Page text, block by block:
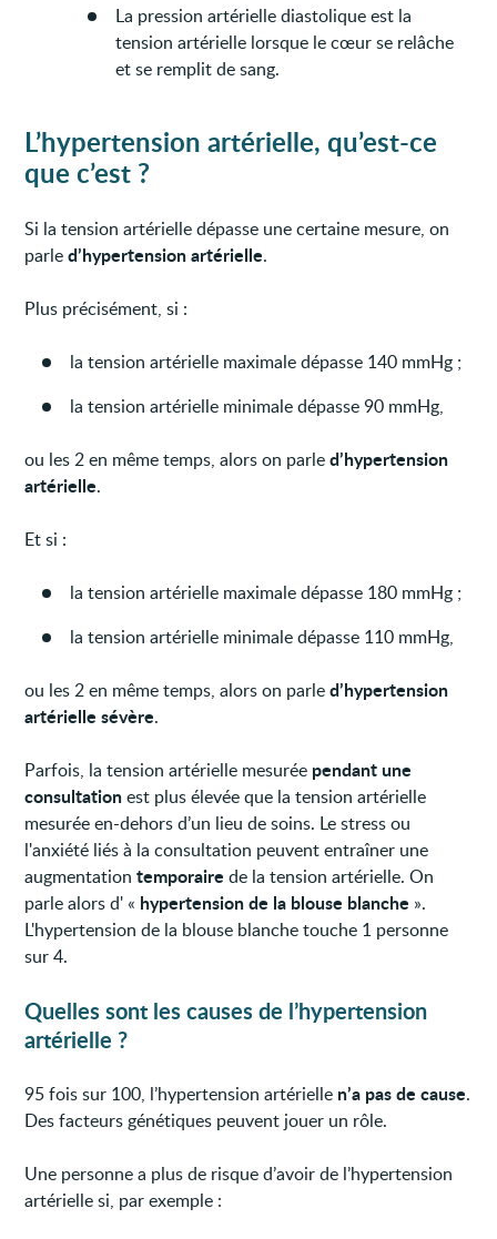
La pression artérielle diastolique est la
tension artérielle lorsque le cœur se relâche
et se remplit de sang.
L’hypertension artérielle, qu’est-ce
que c’est ?
Si la tension artérielle dépasse une certaine mesure, on
parled’hypertension artérielle.
Plus précisément, si :
la tension artérielle maximale dépasse 140 mmHg ;
la tension artérielle minimale dépasse 90 mmHg,
ou les 2 en même temps, alors on parled’hypertension
artérielle.
Et si :
la tension artérielle maximale dépasse 180 mmHg ;
la tension artérielle minimale dépasse 110 mmHg,
ou les 2 en même temps, alors on parled’hypertension
artérielle sévère.
Parfois, la tension artérielle mesurée pendant une
consultationest plus élevée que la tension artérielle
mesurée en-dehors d’un lieu de soins. Le stress ou
l'anxiété liés à la consultation peuvent entraîner une
augmentationtemporairede la tension artérielle. On
parle alors d' « hypertension de la blouse blanche ».
L'hypertension de la blouse blanche touche 1 personne
sur 4.
Quelles sont les causes de l’hypertension
artérielle ?
95 fois sur 100, l’hypertension artérielle n’a pas de cause.
Des facteurs génétiques peuvent jouer un rôle.
Une personne a plus de risque d’avoir de l’hypertension
artérielle si, par exemple :